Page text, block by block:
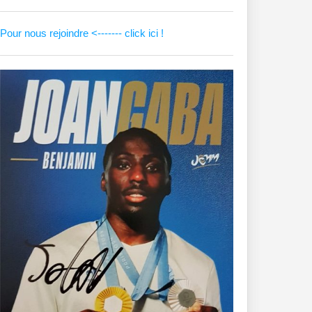
Pour nous rejoindre <------- click ici !